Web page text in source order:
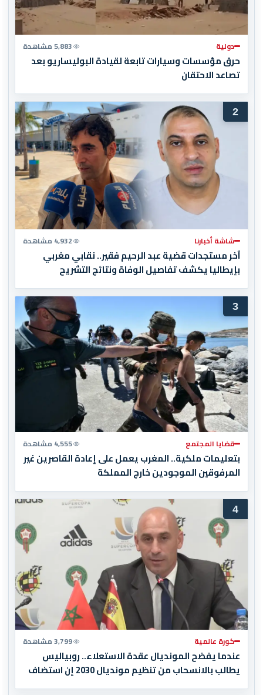
دولية 5,883 مشاهدة
حرق مؤسسات وسيارات تابعة لقيادة البوليساريو بعد
تصاعد الاحتقان
2
شاشة أخبارنا 4,932 مشاهدة
آخر مستجدات قضية عبد الرحيم فقير.. نقابي مغربي
بإيطاليا يكشف تفاصيل الوفاة ونتائج التشريح
3
قضايا المجتمع 4,555 مشاهدة
بتعليمات ملكية.. المغرب يعمل على إعادة القاصرين غير
المرفوقين الموجودين خارج المملكة
4
كورة عالمية 3,799 مشاهدة
عندما يفضح المونديال عقدة الاستعلاء.. روبياليس
يطالب بالانسحاب من تنظيم مونديال 2030 إن استضاف
المغرب المباراة النهائية!